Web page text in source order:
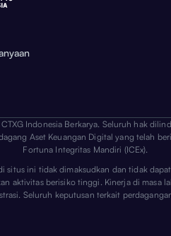
Indonesia Berkarya. Seluruh hak
Aset Keuangan Digital yang telah
Fortuna Integritas Mandiri (ICEx).
ini tidak dimaksudkan dan tidak
aktivitas berisiko tinggi. Kinerja di masa
Seluruh keputusan terkait